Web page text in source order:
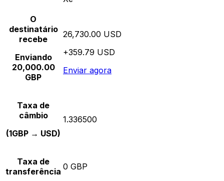
O
destinatário
recebe
Enviando
20,000.00
GBP
26,730.00 USD
+359.79 USD
Enviar agora
Taxa de
câmbio
(1GBP → USD)
1.336500
Taxa de
transferência 0 GBP